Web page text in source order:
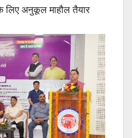
के लिए अनुकूल माहौल तैयार